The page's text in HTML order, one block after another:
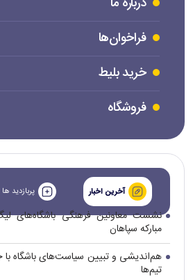
فراخوان‌ها
خرید بلیط
فروشگاه
آخرین اخبار پربازدید ها
نشست معاونین فرهنگی باشگاه‌های لیگ
مبارکه سپاهان
هم‌اندیشی و تبیین سیاست‌های باشگاه با
تیم‌ها